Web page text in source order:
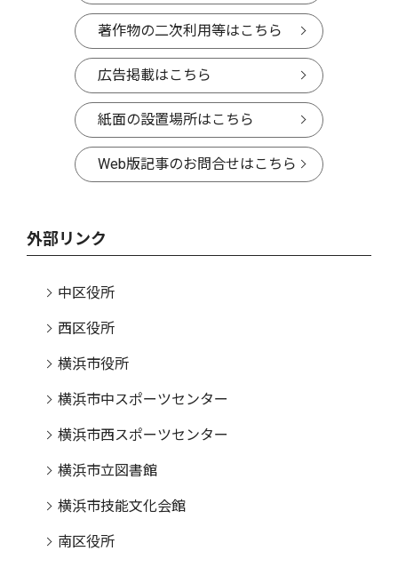
著作物の二次利用等はこちら
広告掲載はこちら
紙面の設置場所はこちら
Web版記事のお問合せはこちら
外部リンク
中区役所
西区役所
横浜市役所
横浜市中スポーツセンター
横浜市西スポーツセンター
横浜市立図書館
横浜市技能文化会館
南区役所